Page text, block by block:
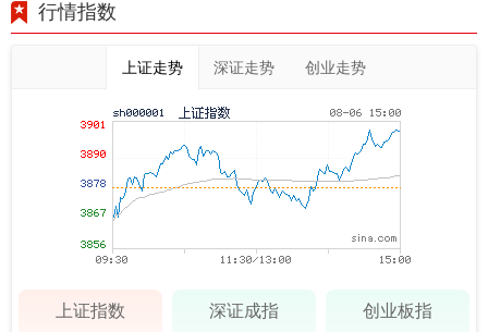
行情指数
上证走势 深证走势 创业走势
上证指数 深证成指 创业板指